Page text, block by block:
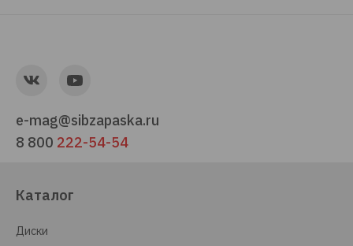
e-mag@sibzapaska.ru
8 800 222-54-54
Каталог
Диски